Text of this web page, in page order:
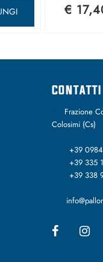
€
CONTATTI
Frazione
Colosimi (Cs)
+39
+39 335
+39 338